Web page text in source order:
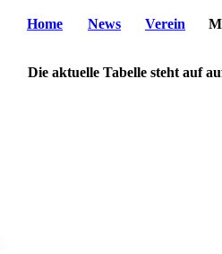
Home News Verein
Die aktuelle Tabelle steht auf